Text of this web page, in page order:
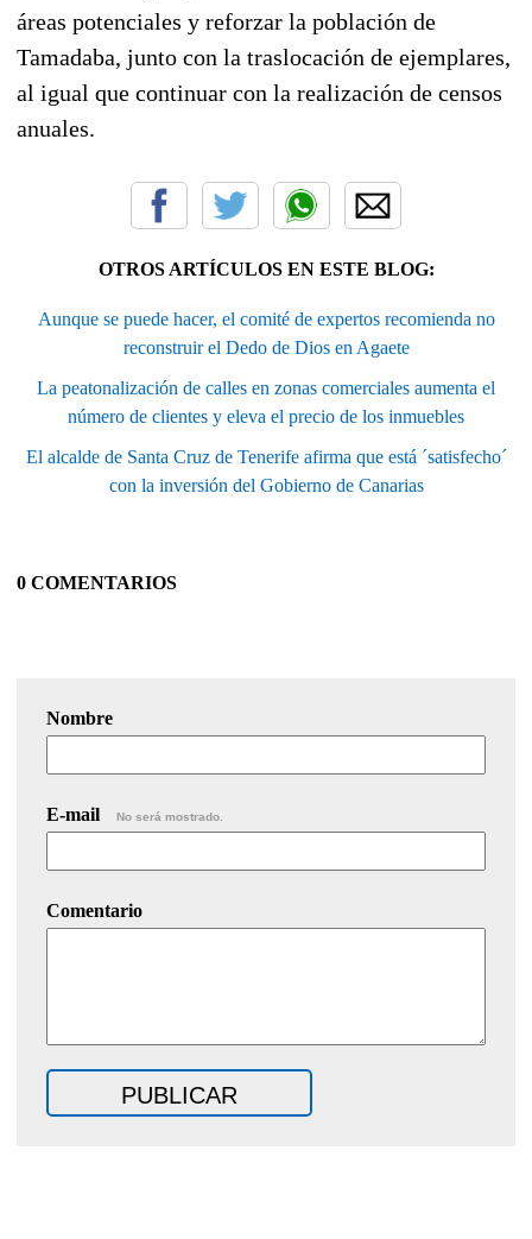
áreas potenciales y reforzar la población de
Tamadaba, junto con la traslocación de ejemplares,
al igual que continuar con la realización de censos
anuales.
OTROS ARTÍCULOS EN ESTE BLOG:
Aunque se puede hacer, el comité de expertos recomienda no
reconstruir el Dedo de Dios en Agaete
La peatonalización de calles en zonas comerciales aumenta el
número de clientes y eleva el precio de los inmuebles
El alcalde de Santa Cruz de Tenerife afirma que está ´satisfecho´
con la inversión del Gobierno de Canarias
0 COMENTARIOS
Nombre
E-mail No será mostrado.
Comentario